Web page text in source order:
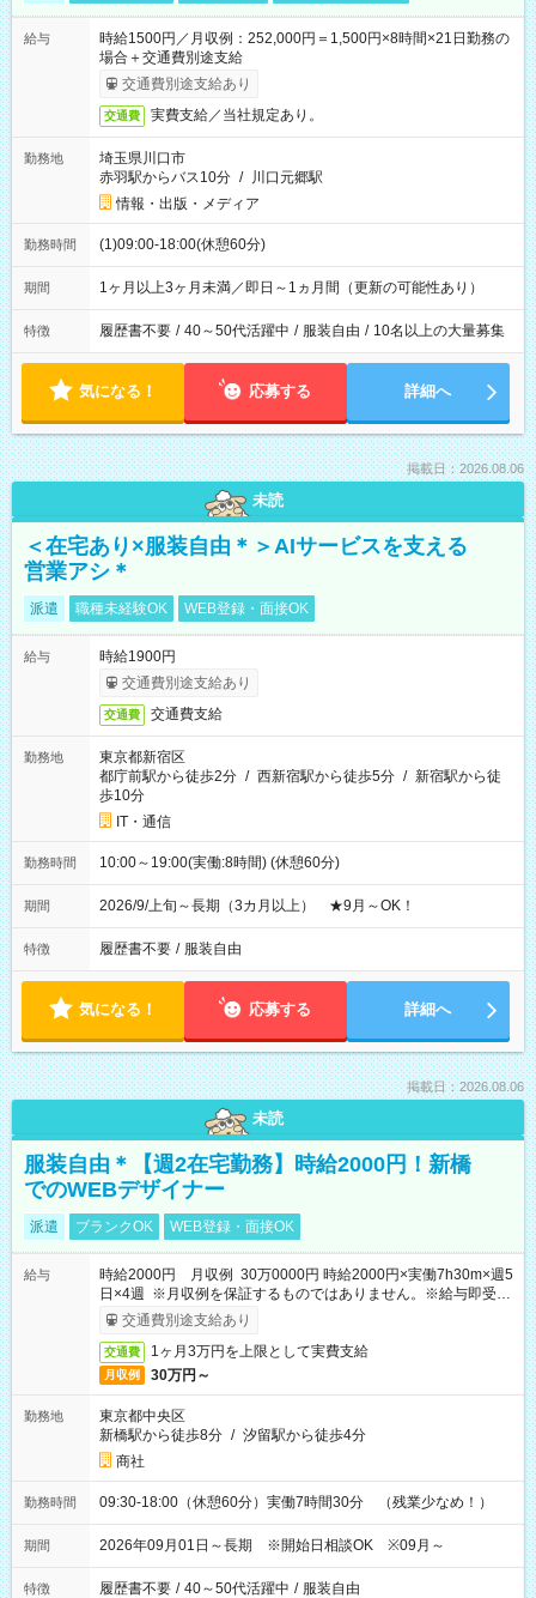
給与
時給1500円／月収例：252,000円＝1,500円×8時間×21日勤務の
場合＋交通費別途支給
交通費別途支給あり
交通費 実費支給／当社規定あり。
勤務地
埼玉県川口市
赤羽駅からバス10分 / 川口元郷駅
情報・出版・メディア
勤務時間 (1)09:00-18:00(休憩60分)
期間 1ヶ月以上3ヶ月未満／即日～1ヵ月間（更新の可能性あり）
特徴 履歴書不要 / 40～50代活躍中 / 服装自由 / 10名以上の大量募集
気になる！ 応募する 詳細へ
掲載日：2026.08.06
未読
＜在宅あり×服装自由＊＞AIサービスを支える
営業アシ＊
派遣 職種未経験OK WEB登録・面接OK
給与
時給1900円
交通費別途支給あり
交通費 交通費支給
勤務地
東京都新宿区
都庁前駅から徒歩2分 / 西新宿駅から徒歩5分 / 新宿駅から徒
歩10分
IT・通信
勤務時間 10:00～19:00(実働:8時間) (休憩60分)
期間 2026/9/上旬～長期（3カ月以上） ★9月～OK！
特徴 履歴書不要 / 服装自由
気になる！ 応募する 詳細へ
掲載日：2026.08.06
未読
服装自由＊【週2在宅勤務】時給2000円！新橋
でのWEBデザイナー
派遣 ブランクOK WEB登録・面接OK
給与
時給2000円 月収例 30万0000円 時給2000円×実働7h30m×週5
日×4週 ※月収例を保証するものではありません。※給与即受取
りサービス利用可（利用条件有）
交通費別途支給あり
交通費 1ヶ月3万円を上限として実費支給
月収例 30万円～
勤務地
東京都中央区
新橋駅から徒歩8分 / 汐留駅から徒歩4分
商社
勤務時間 09:30-18:00（休憩60分）実働7時間30分 （残業少なめ！）
期間 2026年09月01日～長期 ※開始日相談OK ※09月～
特徴 履歴書不要 / 40～50代活躍中 / 服装自由